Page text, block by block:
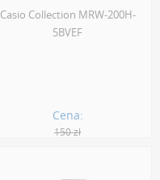
Casio Collection MRW-200H-
5BVEF
Cena:
150 zł